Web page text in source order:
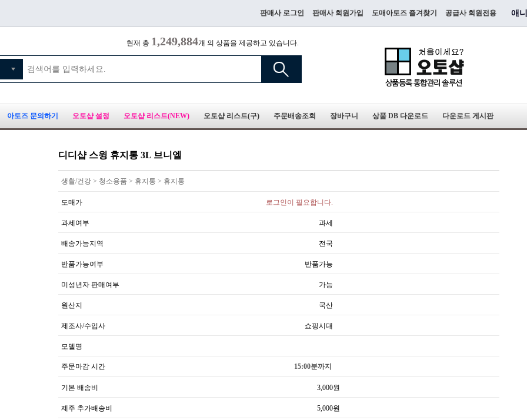
판매사 로그인 판매사 회원가입 도매아토즈 즐겨찾기 공급사 회원전용 애
현재 총 1,249,884개 의 상품을 제공하고 있습니다.
아토즈 문의하기 오토샵 설정 오토샵 리스트(NEW) 오토샵 리스트(구) 주문배송조회 장바구니 상품 DB 다운로드 다운로드 게시판
디디샵 스윙 휴지통 3L 브니엘
생활/건강 > 청소용품 > 휴지통 > 휴지통
도매가 로그인이 필요합니다.
과세여부 과세
배송가능지역 전국
반품가능여부 반품가능
미성년자 판매여부 가능
원산지 국산
제조사/수입사 쇼핑시대
모델명
주문마감 시간 15:00분까지
기본 배송비 3,000원
제주 추가배송비 5,000원